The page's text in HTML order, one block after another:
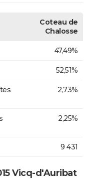
Coteau de
Chalosse
47,49%
52,51%
2,73%
2,25%
9 431
Vicq-d'Auribat